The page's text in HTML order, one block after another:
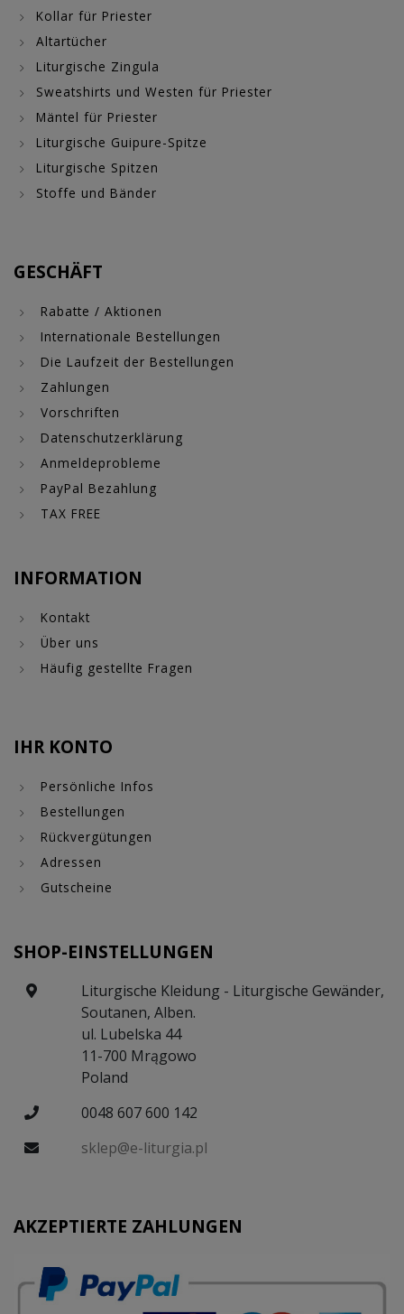
Kollar für Priester
Altartücher
Liturgische Zingula
Sweatshirts und Westen für Priester
Mäntel für Priester
Liturgische Guipure-Spitze
Liturgische Spitzen
Stoffe und Bänder
GESCHÄFT
Rabatte / Aktionen
Internationale Bestellungen
Die Laufzeit der Bestellungen
Zahlungen
Vorschriften
Datenschutzerklärung
Anmeldeprobleme
PayPal Bezahlung
TAX FREE
INFORMATION
Kontakt
Über uns
Häufig gestellte Fragen
IHR KONTO
Persönliche Infos
Bestellungen
Rückvergütungen
Adressen
Gutscheine
SHOP-EINSTELLUNGEN
Liturgische Kleidung - Liturgische Gewänder,
Soutanen, Alben.
ul. Lubelska 44
11-700 Mrągowo
Poland
0048 607 600 142
sklep@e-liturgia.pl
AKZEPTIERTE ZAHLUNGEN